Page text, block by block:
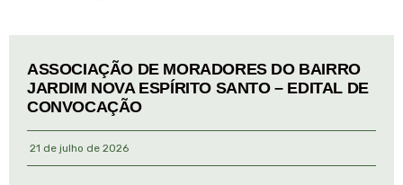
ASSOCIAÇÃO DE MORADORES DO BAIRRO
JARDIM NOVA ESPÍRITO SANTO – EDITAL DE
CONVOCAÇÃO
21 de julho de 2026